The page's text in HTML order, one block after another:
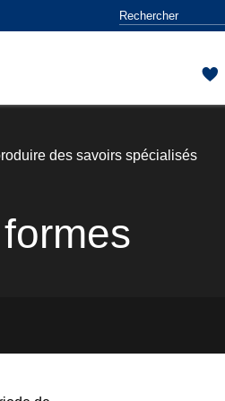
des savoirs spécialisés